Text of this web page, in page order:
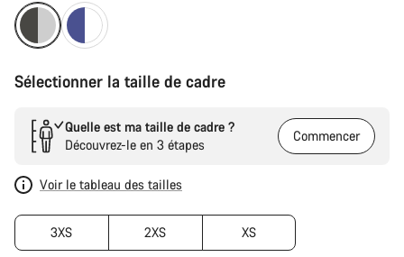
Sélectionner la taille de cadre
Quelle est ma taille de cadre ?
Découvrez-le en 3 étapes
Commencer
Voir le tableau des tailles
3XS 2XS XS